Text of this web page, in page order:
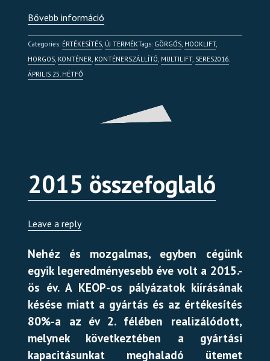
Bővebb információ
Categories: ÉRTÉKESÍTÉS, ÚJ TERMÉKTags: GÖRGŐS, HOOKLIFT,
HORGOS, KONTÉNER, KONTÉNERSZÁLLÍTÓ, MULTILIFT, SERES2016.
ÁPRILIS 25. HÉTFŐ
2015 összefoglaló
Leave a reply
Nehéz és mozgalmas, egyben cégünk
egyik legeredményesebb éve volt a 2015.-
ös év. A KEOP-os pályázatok kiírásának
késése miatt a gyártás és az értékesítés
80%-a az év 2. félében realizálódott,
melynek következtében a gyártási
kapacitásunkat meghaladó ütemet